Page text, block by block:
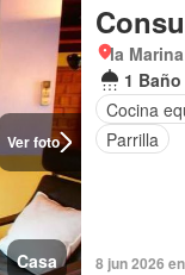
Ver foto
Casa
la
1 Baño
Cocina
Parrilla
8 jun 2026